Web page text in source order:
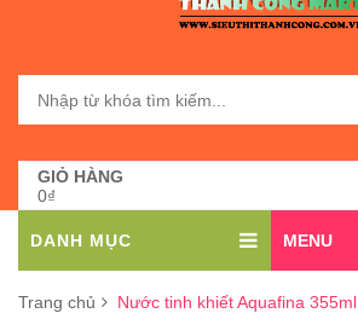
GIỎ HÀNG
0₫
DANH MỤC MENU
Trang chủ Nước tinh khiết Aquafina 355ml